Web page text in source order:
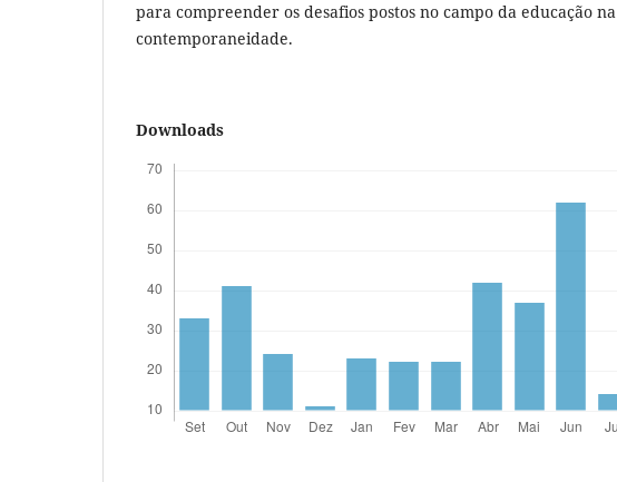
para compreender os desafios postos no campo da educação na
contemporaneidade.
Downloads